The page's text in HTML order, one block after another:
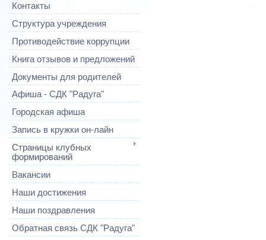
Контакты
Структура учреждения
Противодействие коррупции
Книга отзывов и предложений
Документы для родителей
Афиша - СДК "Радуга"
Городская афиша
Запись в кружки он-лайн
Страницы клубных
формирований
Вакансии
Наши достижения
Наши поздравления
Обратная связь СДК "Радуга"